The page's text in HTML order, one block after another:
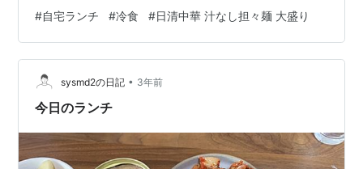
別添の花椒はいつも半分。程々がいいのです。 麺類は大
好きですが、今は外に食べに行くことが殆ど無いので、
家で手軽にレンジ。汁があるのは鍋に入れて火をかける
だけ。便利ですね。 見た目では分かりませんが、実はこ
ちら、麺が多め（360g)です。私はまだ完食できます。
#自宅ランチ #冷食 #日清中華 汁なし担々麺 大盛り
sysmd2の日記 • 3年前
今日のランチ